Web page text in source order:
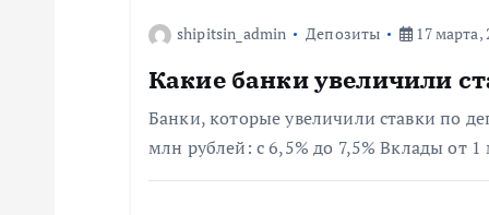
shipitsin_admin Депозиты 17 марта,
Какие банки увеличили
Банки, которые увеличили ставки по
млн рублей: с 6,5% до 7,5% Вклады от